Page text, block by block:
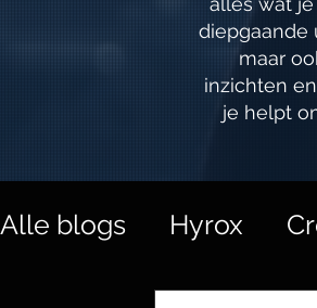
diepgaande
maar
inzichten
je helpt
Alle blogs Hyrox